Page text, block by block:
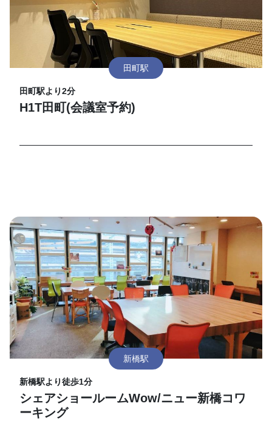
田町駅
田町駅より2分
H1T田町(会議室予約)
新橋駅
新橋駅より徒歩1分
シェアショールームWow/ニュー新橋コワ
ーキング